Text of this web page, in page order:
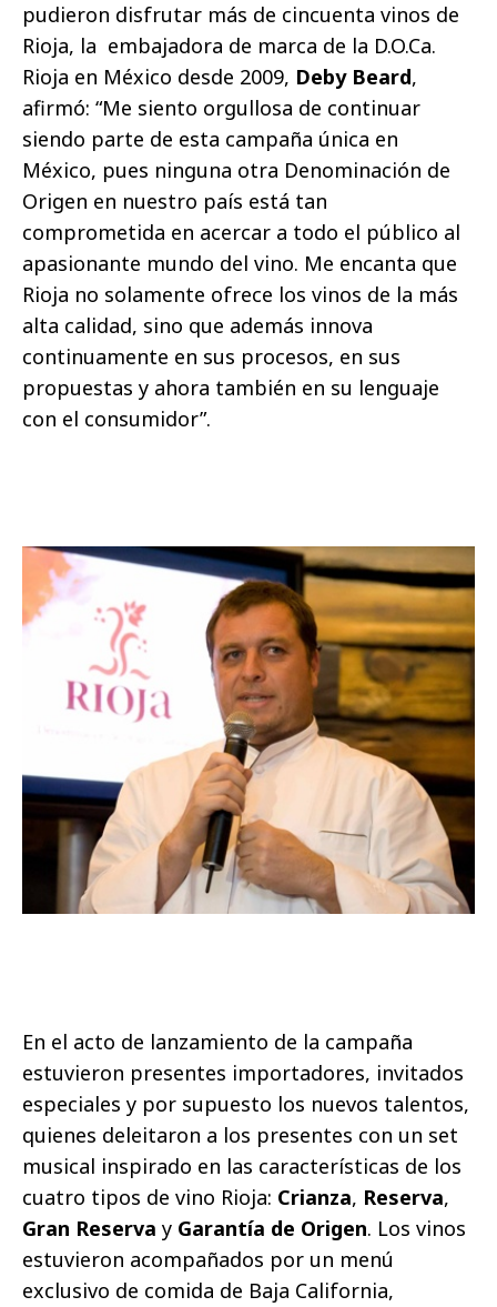
pudieron disfrutar más de cincuenta vinos de
Rioja, la embajadora de marca de la D.O.Ca.
Rioja en México desde 2009, Deby Beard,
afirmó: “Me siento orgullosa de continuar
siendo parte de esta campaña única en
México, pues ninguna otra Denominación de
Origen en nuestro país está tan
comprometida en acercar a todo el público al
apasionante mundo del vino. Me encanta que
Rioja no solamente ofrece los vinos de la más
alta calidad, sino que además innova
continuamente en sus procesos, en sus
propuestas y ahora también en su lenguaje
con el consumidor”.
En el acto de lanzamiento de la campaña
estuvieron presentes importadores, invitados
especiales y por supuesto los nuevos talentos,
quienes deleitaron a los presentes con un set
musical inspirado en las características de los
cuatro tipos de vino Rioja: Crianza, Reserva,
Gran Reserva y Garantía de Origen. Los vinos
estuvieron acompañados por un menú
exclusivo de comida de Baja California,